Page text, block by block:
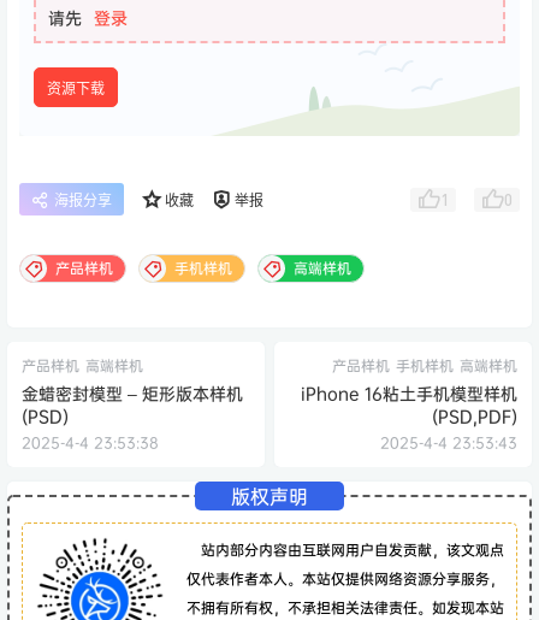
请先 登录
资源下载
海报分享 收藏 举报 1 0
产品样机 手机样机 高端样机
产品样机 高端样机
金蜡密封模型 – 矩形版本样机
(PSD)
2025-4-4 23:53:38
产品样机 手机样机 高端样机
iPhone 16粘土手机模型样机
(PSD,PDF)
2025-4-4 23:53:43
版权声明
站内部分内容由互联网用户自发贡献，该文观点
仅代表作者本人。本站仅提供网络资源分享服务，
不拥有所有权，不承担相关法律责任。如发现本站